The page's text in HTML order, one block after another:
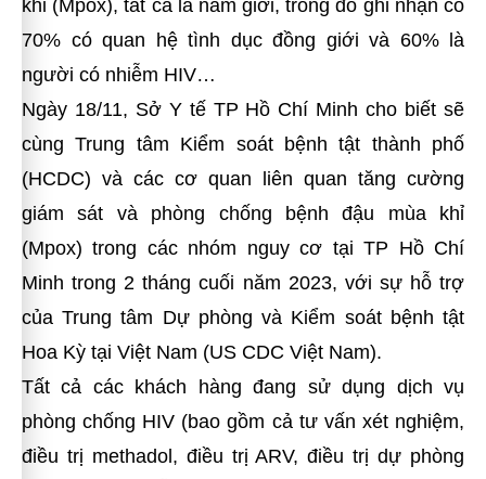
khỉ (Mpox), tất cả là nam giới, trong đó ghi nhận có
70% có quan hệ tình dục đồng giới và 60% là
người có nhiễm HIV…
Ngày 18/11, Sở Y tế TP Hồ Chí Minh cho biết sẽ
cùng Trung tâm Kiểm soát bệnh tật thành phố
(HCDC) và các cơ quan liên quan tăng cường
giám sát và phòng chống bệnh đậu mùa khỉ
(Mpox) trong các nhóm nguy cơ tại TP Hồ Chí
Minh trong 2 tháng cuối năm 2023, với sự hỗ trợ
của Trung tâm Dự phòng và Kiểm soát bệnh tật
Hoa Kỳ tại Việt Nam (US CDC Việt Nam).
Tất cả các khách hàng đang sử dụng dịch vụ
phòng chống HIV (bao gồm cả tư vấn xét nghiệm,
điều trị methadol, điều trị ARV, điều trị dự phòng